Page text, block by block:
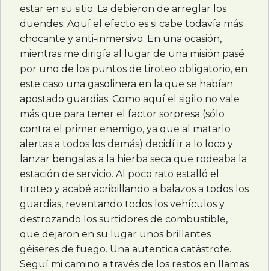
estar en su sitio. La debieron de arreglar los
duendes. Aquí el efecto es si cabe todavía más
chocante y anti-inmersivo. En una ocasión,
mientras me dirigía al lugar de una misión pasé
por uno de los puntos de tiroteo obligatorio, en
este caso una gasolinera en la que se habían
apostado guardias. Como aquí el sigilo no vale
más que para tener el factor sorpresa (sólo
contra el primer enemigo, ya que al matarlo
alertas a todos los demás) decidí ir a lo loco y
lanzar bengalas a la hierba seca que rodeaba la
estación de servicio. Al poco rato estalló el
tiroteo y acabé acribillando a balazos a todos los
guardias, reventando todos los vehículos y
destrozando los surtidores de combustible,
que dejaron en su lugar unos brillantes
géiseres de fuego. Una autentica catástrofe.
Seguí mi camino a través de los restos en llamas